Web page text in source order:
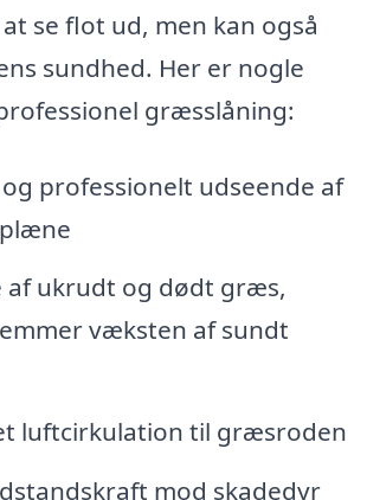
se flot ud, men kan også
sundhed. Her er nogle
græsslåning:
professionelt udseende af
af ukrudt og dødt græs,
væksten af sundt
luftcirkulation til græsroden
mod skadedyr